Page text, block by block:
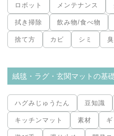
ロボット メンテナンス
拭き掃除 飲み物/食べ物
捨て方 カビ シミ
絨毯・ラグ・玄関マットの基
ハグみじゅうたん 豆知識
キッチンマット 素材